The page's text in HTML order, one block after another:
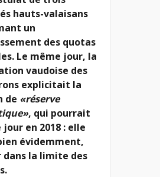
hauts-valaisans
un
des quotas
Le même jour, la
vaudoise des
explicitait la
de «réserve
, qui pourrait
en 2018 : elle
évidemment,
dans la limite des